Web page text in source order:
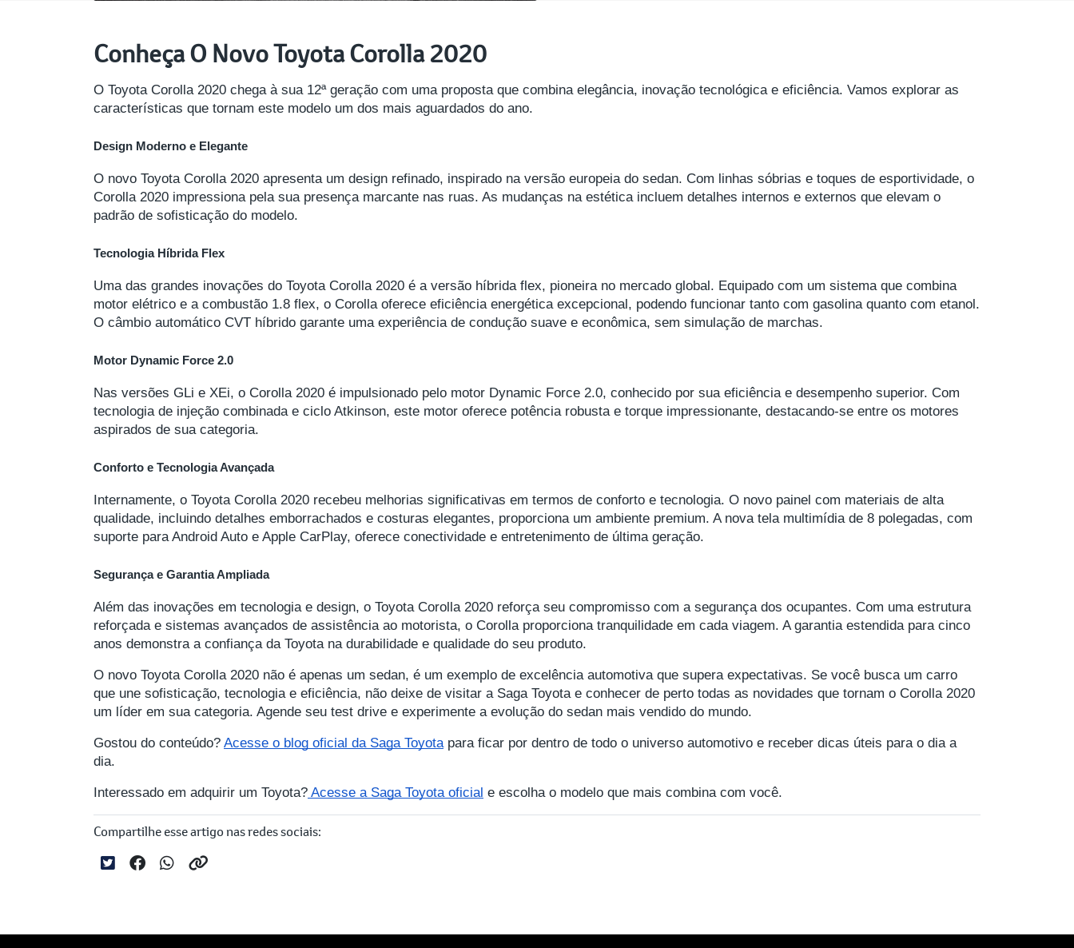
Conheça O Novo Toyota Corolla 2020
O Toyota Corolla 2020 chega à sua 12ª geração com uma proposta que combina elegância, inovação tecnológica e eficiência. Vamos explorar as
características que tornam este modelo um dos mais aguardados do ano.
Design Moderno e Elegante
O novo Toyota Corolla 2020 apresenta um design refinado, inspirado na versão europeia do sedan. Com linhas sóbrias e toques de esportividade, o
Corolla 2020 impressiona pela sua presença marcante nas ruas. As mudanças na estética incluem detalhes internos e externos que elevam o
padrão de sofisticação do modelo.
Tecnologia Híbrida Flex
Uma das grandes inovações do Toyota Corolla 2020 é a versão híbrida flex, pioneira no mercado global. Equipado com um sistema que combina
motor elétrico e a combustão 1.8 flex, o Corolla oferece eficiência energética excepcional, podendo funcionar tanto com gasolina quanto com etanol.
O câmbio automático CVT híbrido garante uma experiência de condução suave e econômica, sem simulação de marchas.
Motor Dynamic Force 2.0
Nas versões GLi e XEi, o Corolla 2020 é impulsionado pelo motor Dynamic Force 2.0, conhecido por sua eficiência e desempenho superior. Com
tecnologia de injeção combinada e ciclo Atkinson, este motor oferece potência robusta e torque impressionante, destacando-se entre os motores
aspirados de sua categoria.
Conforto e Tecnologia Avançada
Internamente, o Toyota Corolla 2020 recebeu melhorias significativas em termos de conforto e tecnologia. O novo painel com materiais de alta
qualidade, incluindo detalhes emborrachados e costuras elegantes, proporciona um ambiente premium. A nova tela multimídia de 8 polegadas, com
suporte para Android Auto e Apple CarPlay, oferece conectividade e entretenimento de última geração.
Segurança e Garantia Ampliada
Além das inovações em tecnologia e design, o Toyota Corolla 2020 reforça seu compromisso com a segurança dos ocupantes. Com uma estrutura
reforçada e sistemas avançados de assistência ao motorista, o Corolla proporciona tranquilidade em cada viagem. A garantia estendida para cinco
anos demonstra a confiança da Toyota na durabilidade e qualidade do seu produto.
O novo Toyota Corolla 2020 não é apenas um sedan, é um exemplo de excelência automotiva que supera expectativas. Se você busca um carro
que une sofisticação, tecnologia e eficiência, não deixe de visitar a Saga Toyota e conhecer de perto todas as novidades que tornam o Corolla 2020
um líder em sua categoria. Agende seu test drive e experimente a evolução do sedan mais vendido do mundo.
Gostou do conteúdo? Acesse o blog oficial da Saga Toyotapara ficar por dentro de todo o universo automotivo e receber dicas úteis para o dia a
dia.
Interessado em adquirir um Toyota? Acesse a Saga Toyota oficial e escolha o modelo que mais combina com você.
Compartilhe esse artigo nas redes sociais: